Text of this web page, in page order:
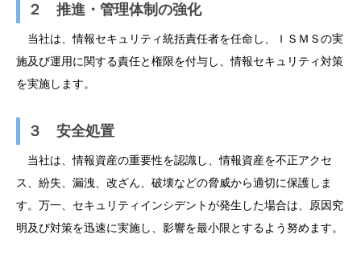
２ 推進・管理体制の強化
当社は、情報セキュリティ統括責任者を任命し、ＩＳＭＳの実
施及び運用に関する責任と権限を付与し、情報セキュリティ対策
を実施します。
３ 安全処置
当社は、情報資産の重要性を認識し、情報資産を不正アクセ
ス、紛失、漏洩、改ざん、破壊などの脅威から適切に保護しま
す。万一、セキュリティインシデントが発生した場合は、原因究
明及び対策を迅速に実施し、影響を最小限とするよう努めます。